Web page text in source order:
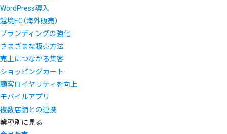
WordPress導入
越境EC（海外販売）
ブランディングの強化
さまざまな販売方法
売上につながる集客
ショッピングカート
顧客ロイヤリティを向上
モバイルアプリ
複数店舗との連携
業種別に見る